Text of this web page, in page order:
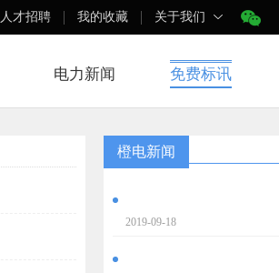
人才招聘 我的收藏 关于我们
电力新闻 免费标讯
橙电新闻
2019-09-18